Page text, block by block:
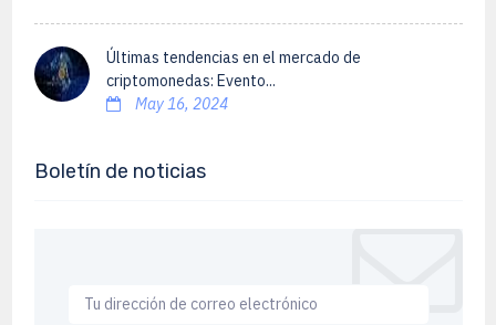
Últimas tendencias en el mercado de
criptomonedas: Evento...
May 16, 2024
Boletín de noticias